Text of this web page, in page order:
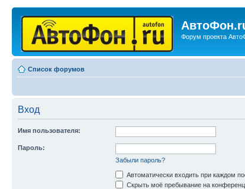
Форум проекта
Список форумов
Вход
Имя пользователя:
Пароль:
Забыли пароль?
Автоматически входить при каждом
Скрыть моё пребывание на